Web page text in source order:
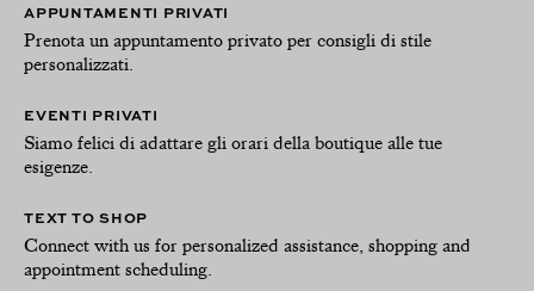
APPUNTAMENTI PRIVATI
Prenota un appuntamento privato per consigli di stile
personalizzati.
EVENTI PRIVATI
Siamo felici di adattare gli orari della boutique alle tue
esigenze.
TEXT TO SHOP
Connect with us for personalized assistance, shopping and
appointment scheduling.